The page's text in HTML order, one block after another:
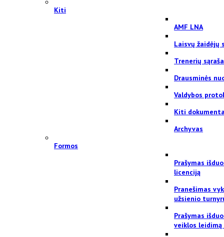
Kiti
AMF LNA
Laisvų žaidėjų
Trenerių
Drausminės
Valdybos
Kiti
Archyvas
Formos
Prašymas
licenciją
Pranešimas
užsienio
Prašymas
veiklos leidimą